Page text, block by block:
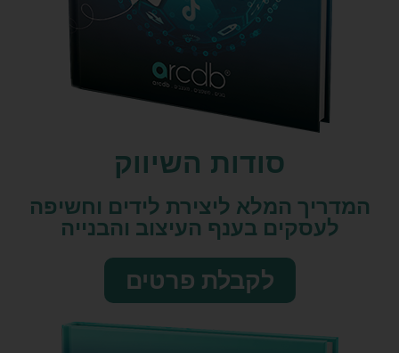
סודות השיווק​
המדריך המלא ליצירת לידים וחשיפה
לעסקים בענף העיצוב והבנייה
לקבלת פרטים